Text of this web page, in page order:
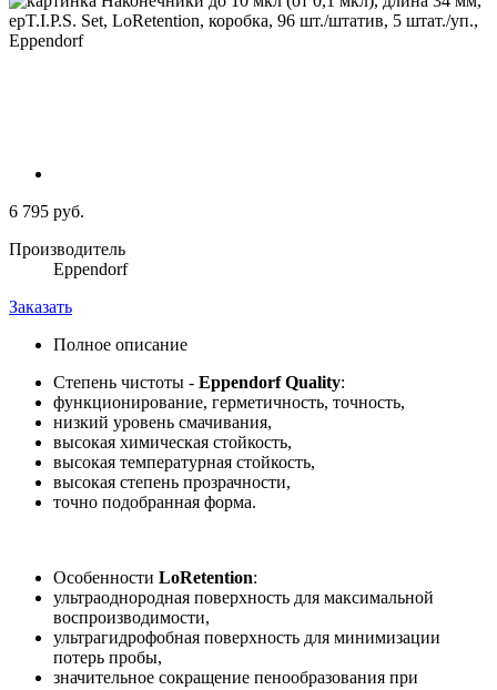
6 795 руб.
Производитель
Eppendorf
Заказать
Полное описание
Степень чистоты - Eppendorf Quality:
функционирование, герметичность, точность,
низкий уровень смачивания,
высокая химическая стойкость,
высокая температурная стойкость,
высокая степень прозрачности,
точно подобранная форма.
Особенности LoRetention:
ультраоднородная поверхность для максимальной
воспроизводимости,
ультрагидрофобная поверхность для минимизации
потерь пробы,
значительное сокращение пенообразования при